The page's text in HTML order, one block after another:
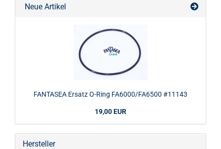
Neue Artikel
FANTASEA Ersatz O-Ring FA6000/FA6500 #11143
19,00 EUR
Hersteller